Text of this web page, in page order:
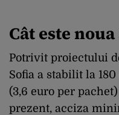
Cât este
Potrivit proiectului
Sofia a stabilit la
(3,6 euro per
prezent, acciza